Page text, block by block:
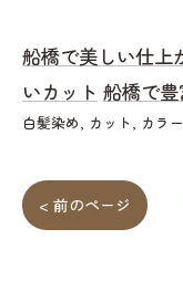
船橋で美しい仕上
いカット 船橋で
白髪染め カット カラー
< 前のページ